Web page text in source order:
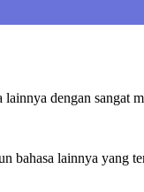
dengan sangat
bahasa lainnya yang